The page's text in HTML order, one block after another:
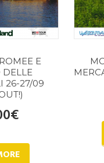
E
26-27/09
€